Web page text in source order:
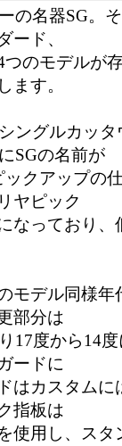
の名器SG。
ード、
のモデルが
ます。
ングルカッ
SGの名前が
クアップの
ヤピック
なっており
モデル同様年
部分は
17度から14
ードに
はカスタム
指板は
使用し、ス